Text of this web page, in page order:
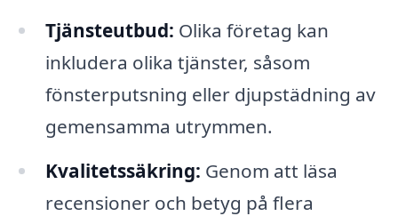
Tjänsteutbud: Olika företag kan
inkludera olika tjänster, såsom
fönsterputsning eller djupstädning av
gemensamma utrymmen.
Kvalitetssäkring: Genom att läsa
recensioner och betyg på flera